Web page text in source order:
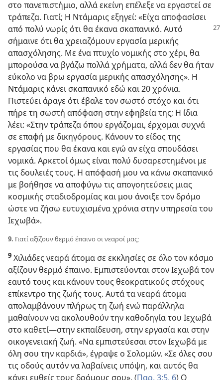
στο πανεπιστήμιο, αλλά εκείνη επέλεξε να εργαστεί σε
τράπεζα. Γιατί; Η Ντάμαρις εξηγεί: «Είχα αποφασίσει
από πολύ νωρίς ότι θα έκανα σκαπανικό. Αυτό
σήμαινε ότι θα χρειαζόμουν εργασία μερικής
απασχόλησης. Με ένα πτυχίο νομικής στο χέρι, θα
μπορούσα να βγάζω πολλά χρήματα, αλλά δεν θα ήταν
εύκολο να βρω εργασία μερικής απασχόλησης». Η
Ντάμαρις κάνει σκαπανικό εδώ και 20 χρόνια.
Πιστεύει άραγε ότι έβαλε τον σωστό στόχο και ότι
πήρε τη σωστή απόφαση στην εφηβεία της; Η ίδια
λέει: «Στην τράπεζα όπου εργάζομαι, έρχομαι συχνά
σε επαφή με δικηγόρους. Κάνουν το είδος της
εργασίας που θα έκανα και εγώ αν είχα σπουδάσει
νομικά. Αρκετοί όμως είναι πολύ δυσαρεστημένοι με
τις δουλειές τους. Η απόφασή μου να κάνω σκαπανικό
με βοήθησε να αποφύγω τις απογοητεύσεις μιας
κοσμικής σταδιοδρομίας και μου άνοιξε τον δρόμο
ώστε να ζήσω ευτυχισμένα χρόνια στην υπηρεσία του
Ιεχωβά».
9. Γιατί αξίζουν θερμό έπαινο οι νεαροί μας;
9 Χιλιάδες νεαρά άτομα σε εκκλησίες σε όλο τον κόσμο
αξίζουν θερμό έπαινο. Εμπιστεύονται στον Ιεχωβά τον
εαυτό τους και κάνουν τους θεοκρατικούς στόχους
επίκεντρο της ζωής τους. Αυτά τα νεαρά άτομα
απολαμβάνουν πλήρως τη ζωή ενώ παράλληλα
μαθαίνουν να ακολουθούν την καθοδηγία του Ιεχωβά
στο καθετί​—στην εκπαίδευση, στην εργασία και στην
οικογενειακή ζωή. «Να εμπιστεύεσαι στον Ιεχωβά με
όλη σου την καρδιά», έγραψε ο Σολομών. «Σε όλες σου
τις οδούς αυτόν να λαβαίνεις υπόψη, και αυτός θα
κάνει ευθείς τους δρόμους σου». (Παρ. 3:5, 6) Ο